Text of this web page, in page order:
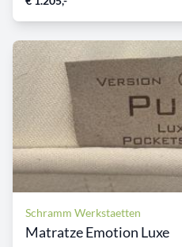
Schramm Werkstaetten
Matratze Emotion Luxe